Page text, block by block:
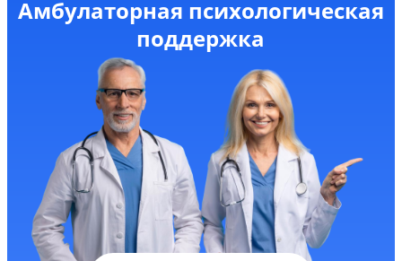
Амбулаторная психологическая
поддержка